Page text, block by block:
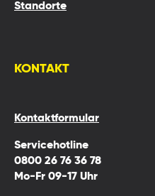
Standorte
KONTAKT
Kontaktformular
Servicehotline
0800 26 76 36 78
Mo-Fr 09-17 Uhr